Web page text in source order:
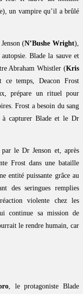
un vampire qu’il a brûlé
(N’Bushe Wright),
Blade la sauve et
Abraham Whistler (Kris
temps, Deacon Frost
prépare un rituel pour
Frost a besoin du sang
capturer Blade et le Dr
le Dr Jenson et, après
Frost dans une bataille
entité puissante grâce au
des seringues remplies
violente chez les
continue sa mission de
le rendre humain, car
, le protagoniste Blade